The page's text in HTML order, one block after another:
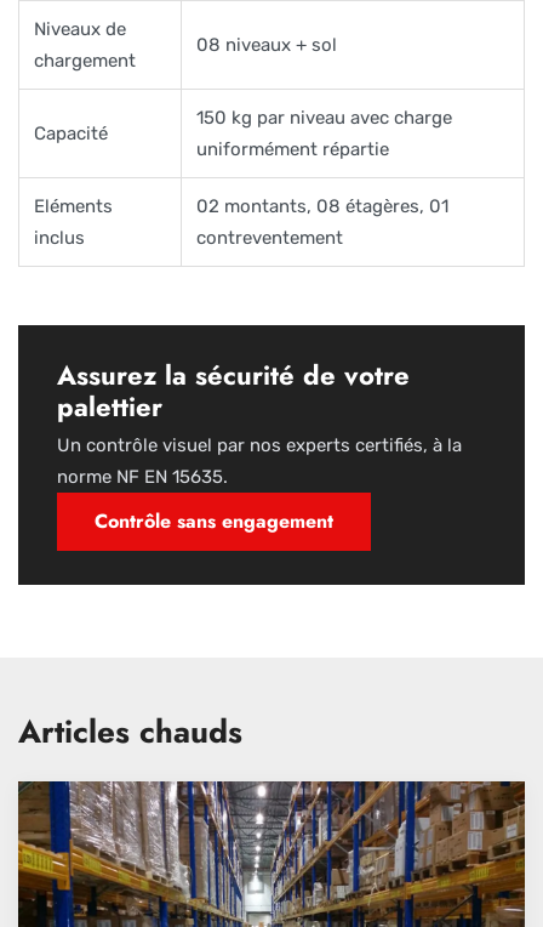
Niveaux de
chargement
08 niveaux + sol
Capacité
150 kg par niveau avec charge
uniformément répartie
Eléments
inclus
02 montants, 08 étagères, 01
contreventement
Assurez la sécurité de votre
palettier
Un contrôle visuel par nos experts certifiés, à la
norme NF EN 15635.
Contrôle sans engagement
Articles chauds